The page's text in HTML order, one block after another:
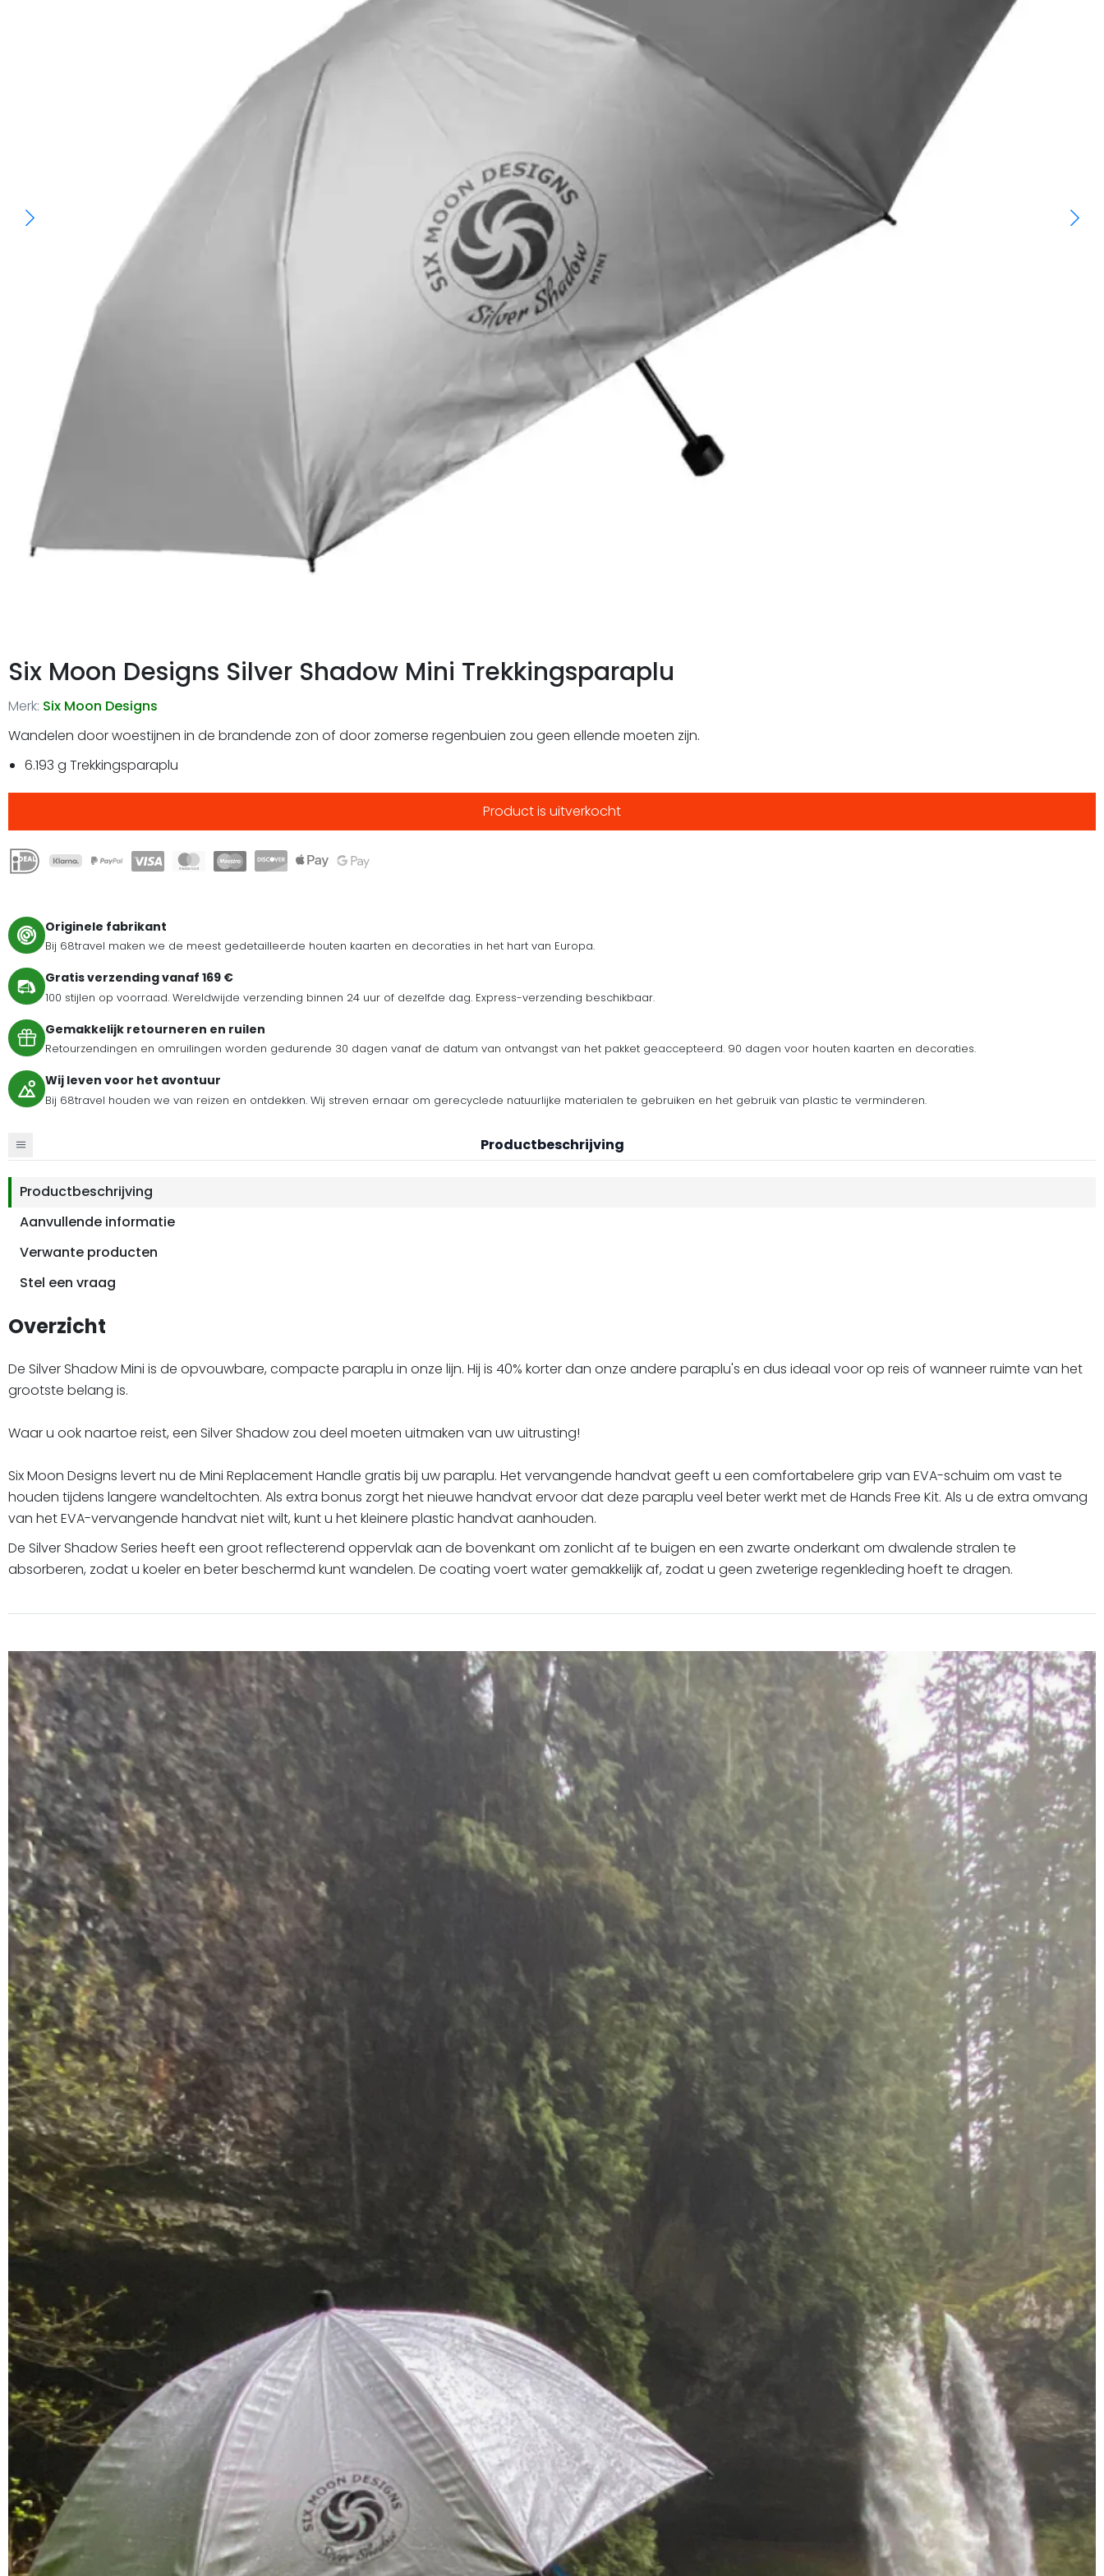
Six Moon Designs Silver Shadow Mini Trekkingsparaplu
Merk: Six Moon Designs
Wandelen door woestijnen in de brandende zon of door zomerse regenbuien zou geen ellende moeten zijn.
6.193 g Trekkingsparaplu
Product is uitverkocht
Originele fabrikant
Bij 68travel maken we de meest gedetailleerde houten kaarten en decoraties in het hart van Europa.
Gratis verzending vanaf 169 €
100 stijlen op voorraad. Wereldwijde verzending binnen 24 uur of dezelfde dag. Express-verzending beschikbaar.
Gemakkelijk retourneren en ruilen
Retourzendingen en omruilingen worden gedurende 30 dagen vanaf de datum van ontvangst van het pakket geaccepteerd. 90 dagen voor houten kaarten en decoraties.
Wij leven voor het avontuur
Bij 68travel houden we van reizen en ontdekken. Wij streven ernaar om gerecyclede natuurlijke materialen te gebruiken en het gebruik van plastic te verminderen.
Productbeschrijving
Productbeschrijving
Aanvullende informatie
Verwante producten
Stel een vraag
Overzicht
De Silver Shadow Mini is de opvouwbare, compacte paraplu in onze lijn. Hij is 40% korter dan onze andere paraplu's en dus ideaal voor op reis of wanneer ruimte van het
grootste belang is.
Waar u ook naartoe reist, een Silver Shadow zou deel moeten uitmaken van uw uitrusting!
Six Moon Designs levert nu de Mini Replacement Handle gratis bij uw paraplu. Het vervangende handvat geeft u een comfortabelere grip van EVA-schuim om vast te
houden tijdens langere wandeltochten. Als extra bonus zorgt het nieuwe handvat ervoor dat deze paraplu veel beter werkt met de Hands Free Kit. Als u de extra omvang
van het EVA-vervangende handvat niet wilt, kunt u het kleinere plastic handvat aanhouden.
De Silver Shadow Series heeft een groot reflecterend oppervlak aan de bovenkant om zonlicht af te buigen en een zwarte onderkant om dwalende stralen te
absorberen, zodat u koeler en beter beschermd kunt wandelen. De coating voert water gemakkelijk af, zodat u geen zweterige regenkleding hoeft te dragen.